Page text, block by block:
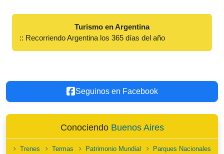
Turismo en Argentina
:: Recorriendo Argentina los 365 días del año
Seguinos en Facebook
Conociendo Buenos Aires
Trenes Termas Patrimonio Mundial
Parques Nacionales